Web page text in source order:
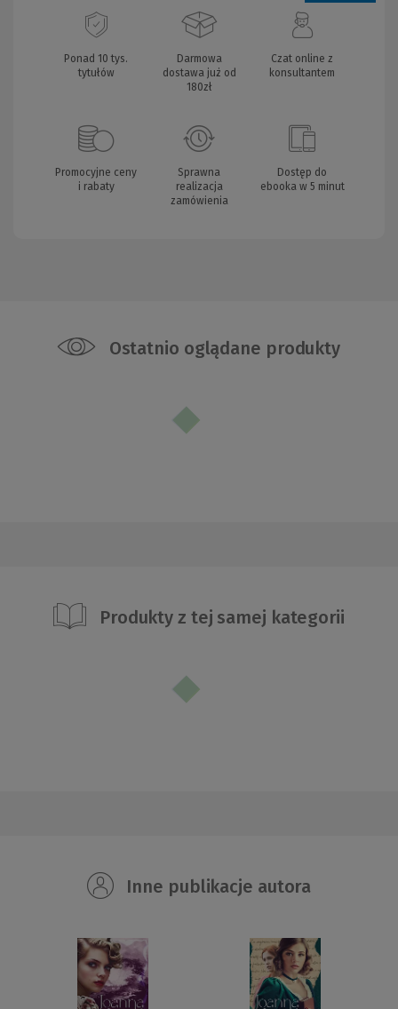
Ponad 10 tys.
tytułów
Darmowa
dostawa już od
180zł
Czat online z
konsultantem
Promocyjne ceny
i rabaty
Sprawna
realizacja
zamówienia
Dostęp do
ebooka w 5 minut
Ostatnio oglądane produkty
Produkty z tej samej kategorii
Inne publikacje autora